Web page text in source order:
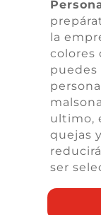
la
colores
puedes
ultimo,
quejas
ser